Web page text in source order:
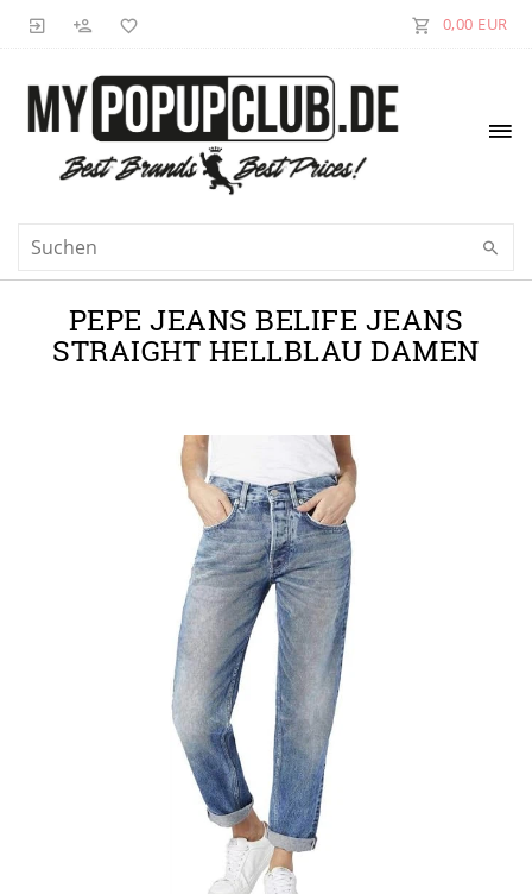
0,00 EUR
PEPE JEANS BELIFE JEANS
STRAIGHT HELLBLAU DAMEN